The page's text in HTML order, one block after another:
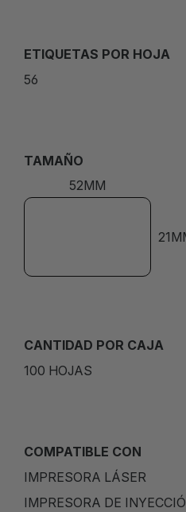
ETIQUETAS POR HOJA
56
TAMAÑO
52MM
CANTIDAD POR CAJA
100 HOJAS
COMPATIBLE CON
IMPRESORA LÁSER
IMPRESORA DE